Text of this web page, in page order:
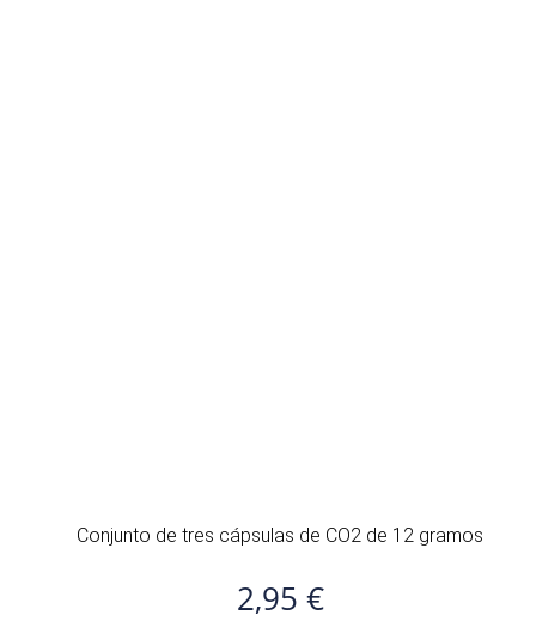
Conjunto de tres cápsulas de CO2 de 12 gramos
2,95 €